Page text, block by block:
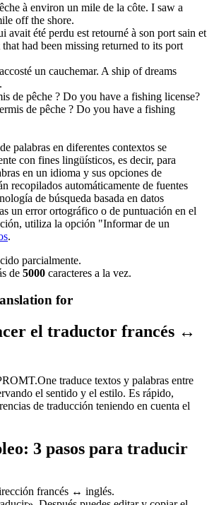
à environ un mile de la côte. I saw a
off the shore.
avait été perdu est retourné à son port sain et
that had been missing returned to its port
un cauchemar. A ship ofdreams
de pêche ? Do you have a fishing license?
de pêche ? Do you have a fishing
palabras en diferentes contextos se
con fines lingüísticos, es decir, para
en un idioma y sus opciones de
recopilados automáticamente de fuentes
de búsqueda basada en datos
un error ortográfico o de puntuación en el
utiliza la opción "Informar de un
.
parcialmente.
de 5000 caracteres a la vez.
for
el traductor francés ↔
traduce textos y palabras entre
el sentido y el estilo. Es rápido,
de traducción teniendo en cuenta el
3 pasos para traducir
francés ↔ inglés.